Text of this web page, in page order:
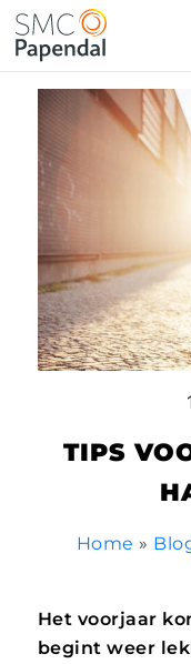
TIPS
Home »
Het voorjaar
begint weer